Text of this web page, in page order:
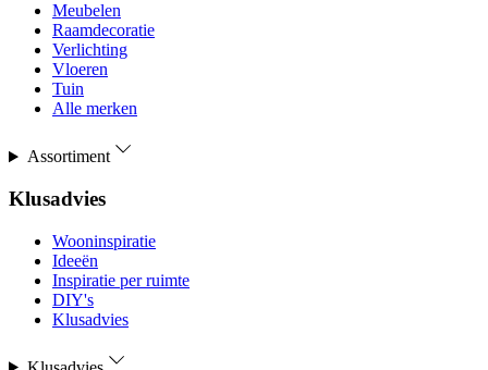
Meubelen
Raamdecoratie
Verlichting
Vloeren
Tuin
Alle merken
Assortiment
Klusadvies
Wooninspiratie
Ideeën
Inspiratie per ruimte
DIY's
Klusadvies